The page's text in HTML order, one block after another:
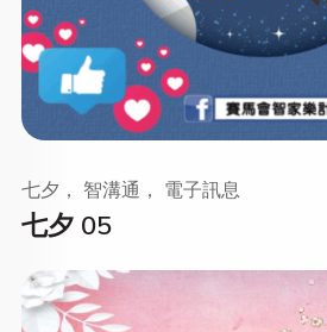
七夕 05
七夕， 智溝通， 電子訊息